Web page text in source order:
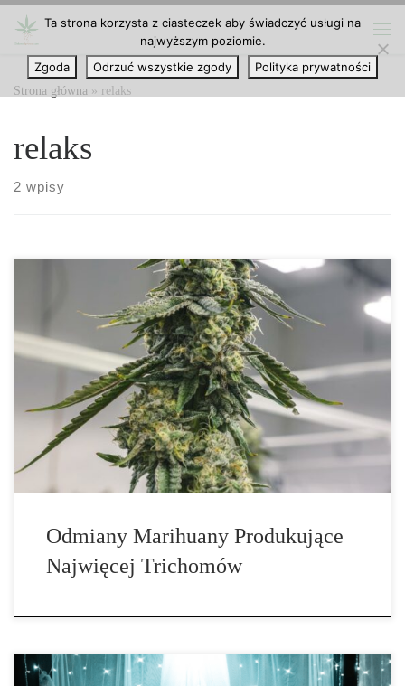
Przejdź do treści
Strona główna » relaks
relaks
2 wpisy
Dzisiaj mamy dla was listę odmian, produkujących największe
ilości trichomów. Łatwo jest wyhodować pąki z dużą ilością
trichomów, jeśli wybierzesz odpowiednią odmianę. Istnieje zbyt
wiele odmian, które zawierają dużo żywicy, ale tutaj podzielimy
się tylko kilkoma z nich! Najlepsze odmiany marihuany z dużą
ilością trichomów 1. G13. Jeśli masz ochotę […]
Odmiany Marihuany Produkujące
Najwięcej Trichomów
Ta strona korzysta z ciasteczek aby świadczyć usługi na
najwyższym poziomie.
Zgoda
Odrzuć wszystkie zgody Polityka prywatności